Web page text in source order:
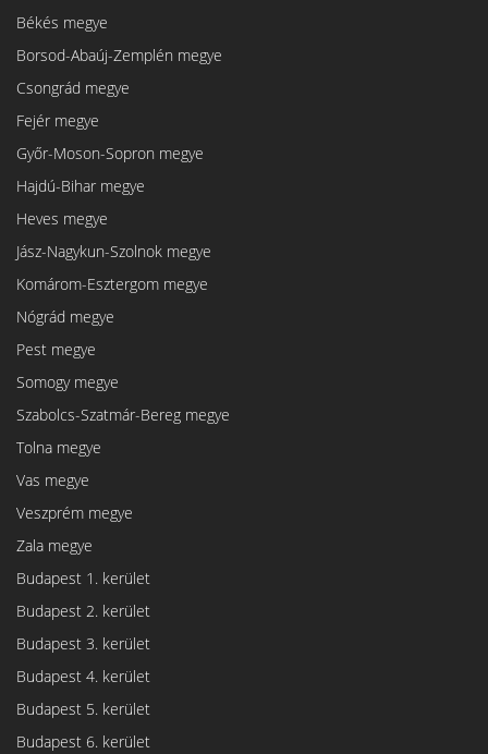
Békés megye
Borsod-Abaúj-Zemplén megye
Csongrád megye
Fejér megye
Győr-Moson-Sopron megye
Hajdú-Bihar megye
Heves megye
Jász-Nagykun-Szolnok megye
Komárom-Esztergom megye
Nógrád megye
Pest megye
Somogy megye
Szabolcs-Szatmár-Bereg megye
Tolna megye
Vas megye
Veszprém megye
Zala megye
Budapest 1. kerület
Budapest 2. kerület
Budapest 3. kerület
Budapest 4. kerület
Budapest 5. kerület
Budapest 6. kerület